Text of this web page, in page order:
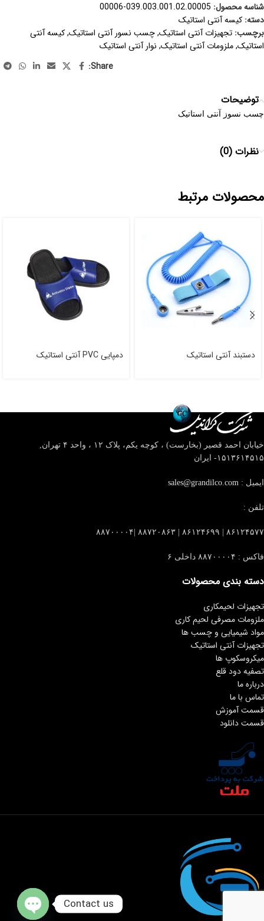
شناسه محصول: 039.003.001.02.00005-00006
دسته: کیسه آنتی استاتیک
برچسب: تجهیزات آنتی استاتیک,چسب نسور آنتی استاتیک,کیسه آنتی
استاتیک,ملزومات آنتی استاتیک, نوار آنتی استاتیک
Share:
توضیحات
چسب نسوز آنتی استاتیک
نظرات (0)
محصولات مرتبط
دستبند آنتی استاتیک دمپایی PVC آنتی استاتیک
خیابان احمد قصیر (بخارست) ، کوچه یکم، پلاک ۱۲ ، واحد ۴
تهران,
۱۵۱۳۶۱۴۵۱۵- ایران
ایمیل : sales@grandilco.com
تلفن :
۸۶۱۲۴۵۷۷ | ۸۶۱۲۴۶۹۹ | ۸۸۷۲۰۸۶۳ |۸۸۷۰۰۰۰۴
فاکس : ۸۸۷۰۰۰۰۴ داخلی ۶
دسته بندی محصولات
تجهیزات لحیمکاری
ملزومات مصرفی لحیم کاری
مواد شیمیایی و چسب ها
تجهیزات آنتی استاتیک
میکروسکوپ ها
تصفیه دود قلع
درباره ما
تماس با ما
قسمت آموزش
قسمت دانلود
Contact us